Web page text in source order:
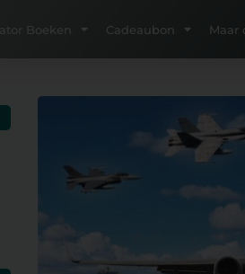
Boeken Cadeaubon Maar